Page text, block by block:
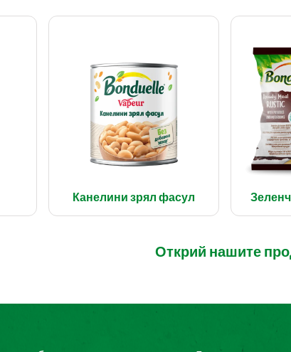
Канелини зрял фасул
Открий нашите